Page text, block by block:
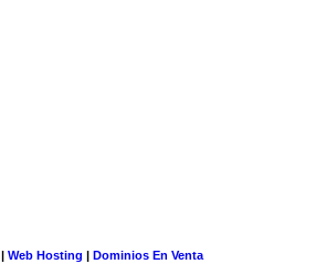
Web Hosting | Dominios En Venta